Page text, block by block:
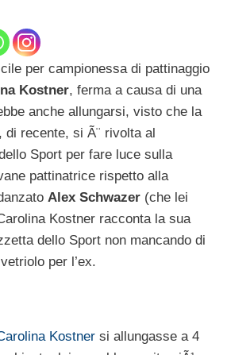
per campionessa di pattinaggio
Kostner, ferma a causa di una
anche allungarsi, visto che la
di recente, si Ã¨ rivolta al
Sport per fare luce sulla
pattinatrice rispetto alla
Alex Schwazer (che lei
Kostner racconta la sua
dello Sport non mancando di
per l’ex.
Kostner si allungasse a 4